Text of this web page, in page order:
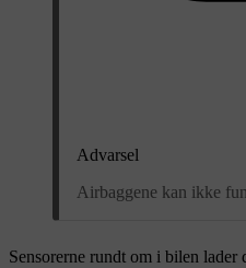
Advarsel
Airbaggene kan ikke
Sensorerne rundt om i bilen lader